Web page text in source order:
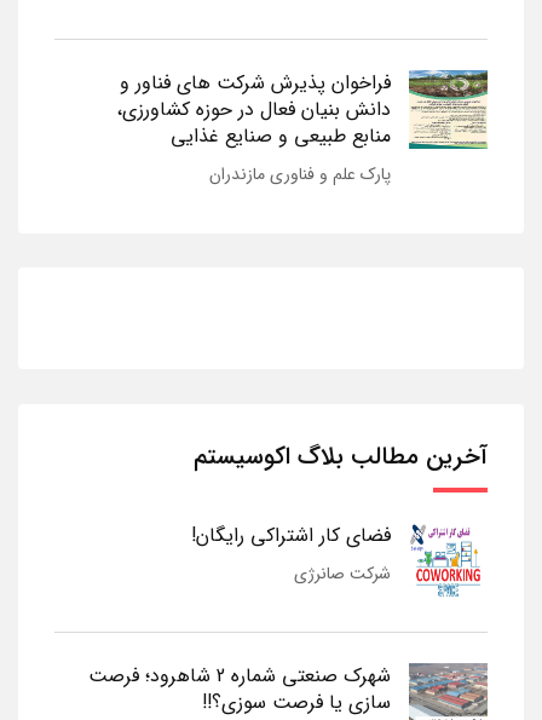
فراخوان پذیرش شرکت های فناور و
دانش بنیان فعال در حوزه کشاورزی،
منابع طبیعی و صنایع غذایی
پارک علم و فناوری مازندران
آخرین مطالب بلاگ اکوسیستم
فضای کار اشتراکی رایگان!
شرکت صانرژی
شهرک صنعتی شماره 2 شاهرود؛ فرصت
سازی یا فرصت سوزی؟!!